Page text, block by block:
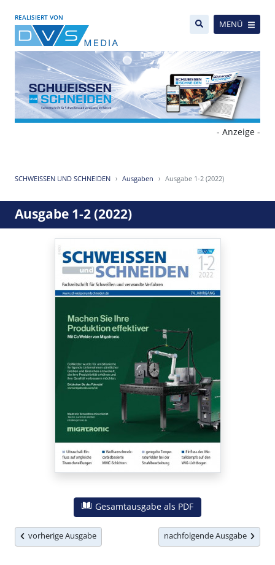
REALISIERT VON
MENÜ
- Anzeige -
SCHWEISSEN UND SCHNEIDEN Ausgaben Ausgabe 1-2 (2022)
Ausgabe 1-2 (2022)
Gesamtausgabe als PDF
vorherige Ausgabe nachfolgende Ausgabe